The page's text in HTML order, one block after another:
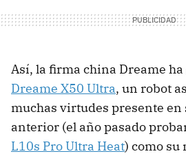
Así, la firma china Dreame
Dreame X50 Ultra, un robot
muchas virtudes presente en
anterior (el año pasado
L10s Pro Ultra Heat) como su